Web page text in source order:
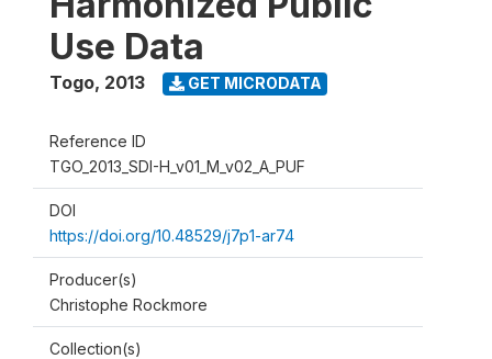
Use Data
Togo, 2013 GET MICRODATA
Reference ID
TGO_2013_SDI-H_v01_M_v02_A_PUF
DOI
https://doi.org/10.48529/j7p1-ar74
Producer(s)
Christophe Rockmore
Collection(s)